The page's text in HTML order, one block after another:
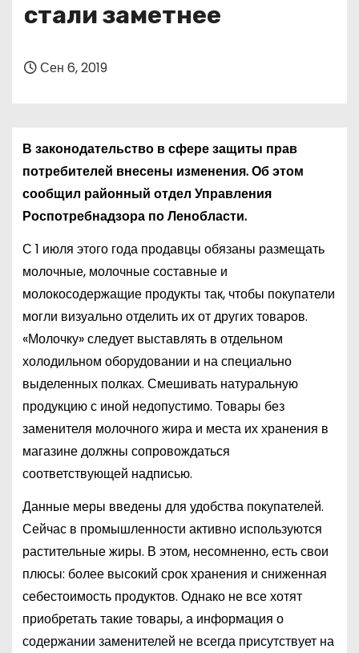
стали заметнее
Сен 6, 2019
В законодательство в сфере защиты прав
потребителей внесены изменения. Об этом
сообщил районный отдел Управления
Роспотребнадзора по Ленобласти.
С 1 июля этого года продавцы обязаны размещать
молочные, молочные составные и
молокосодержащие продукты так, чтобы покупатели
могли визуально отделить их от других товаров.
«Молочку» следует выставлять в отдельном
холодильном оборудовании и на специально
выделенных полках. Смешивать натуральную
продукцию с иной недопустимо. Товары без
заменителя молочного жира и места их хранения в
магазине должны сопровождаться
соответствующей надписью.
Данные меры введены для удобства покупателей.
Сейчас в промышленности активно используются
растительные жиры. В этом, несомненно, есть свои
плюсы: более высокий срок хранения и сниженная
себестоимость продуктов. Однако не все хотят
приобретать такие товары, а информация о
содержании заменителей не всегда присутствует на